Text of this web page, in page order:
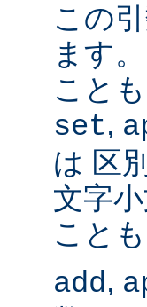
この
ます
こと
set,
は 区
文字
こと
add,